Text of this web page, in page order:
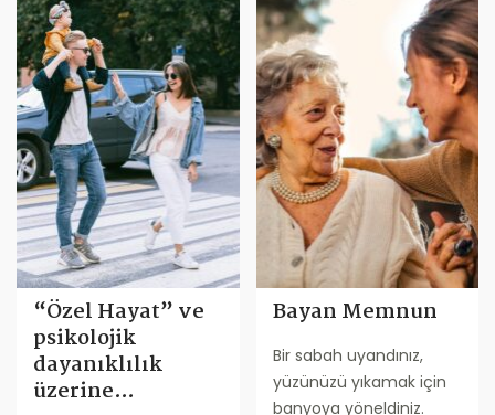
“Özel Hayat” ve
psikolojik
dayanıklılık
üzerine…
Bayan Memnun
Bir sabah uyandınız,
yüzünüzü yıkamak için
banyoya yöneldiniz.